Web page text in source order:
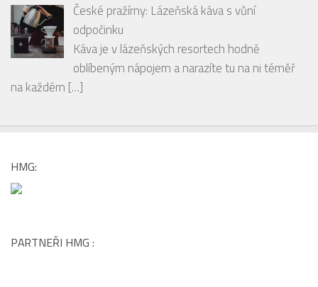
České pražírny: Lázeňská káva s vůní
odpočinku
Káva je v lázeňských resortech hodně
oblíbeným nápojem a narazíte tu na ni téměř
na každém […]
HMG:
PARTNEŘI HMG :